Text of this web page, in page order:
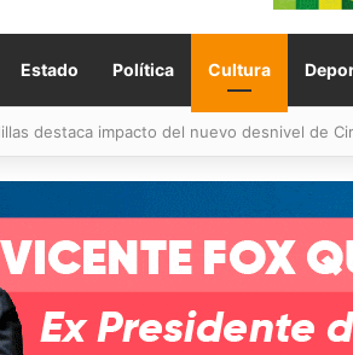
Estado Política Cultura
reporta reducción del 50 % en